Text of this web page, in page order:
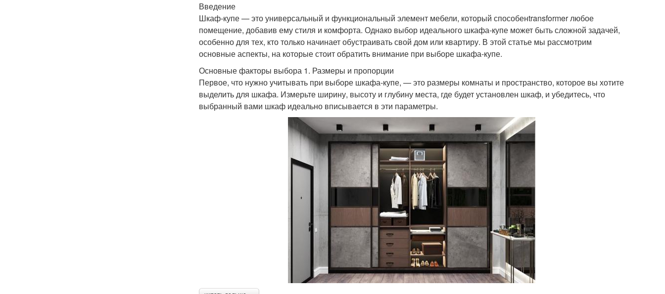
Введение
Шкаф-купе — это универсальный и функциональный элемент мебели, который способенtransformer любое
помещение, добавив ему стиля и комфорта. Однако выбор идеального шкафа-купе может быть сложной задачей,
особенно для тех, кто только начинает обустраивать свой дом или квартиру. В этой статье мы рассмотрим
основные аспекты, на которые стоит обратить внимание при выборе шкафа-купе.
Основные факторы выбора 1. Размеры и пропорции
Первое, что нужно учитывать при выборе шкафа-купе, — это размеры комнаты и пространство, которое вы хотите
выделить для шкафа. Измерьте ширину, высоту и глубину места, где будет установлен шкаф, и убедитесь, что
выбранный вами шкаф идеально вписывается в эти параметры.